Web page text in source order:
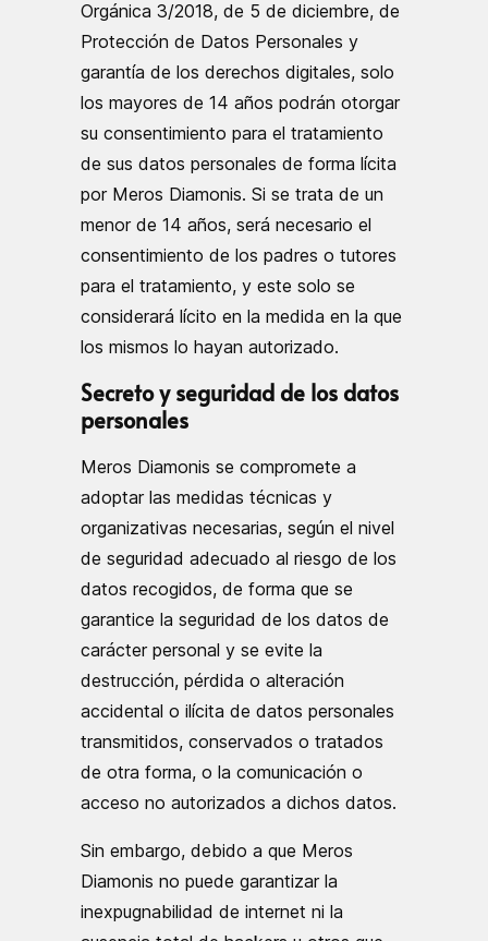
Orgánica 3/2018, de 5 de diciembre, de
Protección de Datos Personales y
garantía de los derechos digitales, solo
los mayores de 14 años podrán otorgar
su consentimiento para el tratamiento
de sus datos personales de forma lícita
por Meros Diamonis. Si se trata de un
menor de 14 años, será necesario el
consentimiento de los padres o tutores
para el tratamiento, y este solo se
considerará lícito en la medida en la que
los mismos lo hayan autorizado.
Secreto y seguridad de los datos
personales
Meros Diamonis se compromete a
adoptar las medidas técnicas y
organizativas necesarias, según el nivel
de seguridad adecuado al riesgo de los
datos recogidos, de forma que se
garantice la seguridad de los datos de
carácter personal y se evite la
destrucción, pérdida o alteración
accidental o ilícita de datos personales
transmitidos, conservados o tratados
de otra forma, o la comunicación o
acceso no autorizados a dichos datos.
Sin embargo, debido a que Meros
Diamonis no puede garantizar la
inexpugnabilidad de internet ni la